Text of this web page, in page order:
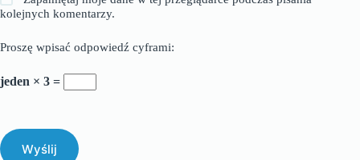
kolejnych komentarzy.
Proszę wpisać odpowiedź cyframi:
jeden × 3 =
Wyślij